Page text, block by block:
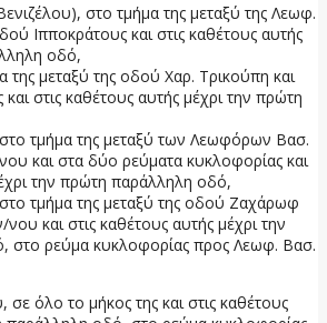
στο τμήμα της μεταξύ της Λεωφ.
Ιπποκράτους και στις καθέτους αυτής
οδό,
της μεταξύ της οδού Χαρ. Τρικούπη και
στις καθέτους αυτής μέχρι την πρώτη
τμήμα της μεταξύ των Λεωφόρων Βασ.
και στα δύο ρεύματα κυκλοφορίας και
την πρώτη παράλληλη οδό,
τμήμα της μεταξύ της οδού Ζαχάρωφ
και στις καθέτους αυτής μέχρι την
στο ρεύμα κυκλοφορίας προς Λεωφ. Βασ.
όλο το μήκος της και στις καθέτους